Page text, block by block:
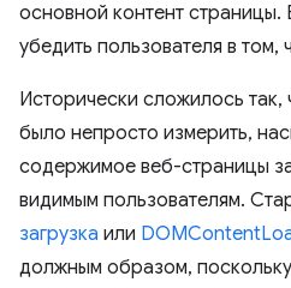
основной контент страницы.
убедить пользователя в том,
Исторически сложилось
было непросто измерить,
содержимое веб-страницы
видимым пользователям.
загрузка или
должным образом,